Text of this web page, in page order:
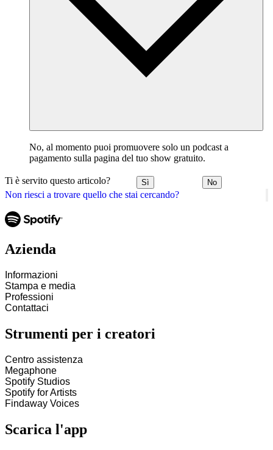
Non riesci a trovare quello che stai cercando?
No, al momento puoi promuovere solo un podcast a
pagamento sulla pagina del tuo show gratuito.
Ti è servito questo articolo? Sì No
Azienda
Informazioni
Stampa e media
Professioni
Contattaci
Strumenti per i creatori
Centro assistenza
Megaphone
Spotify Studios
Spotify for Artists
Findaway Voices
Scarica l'app